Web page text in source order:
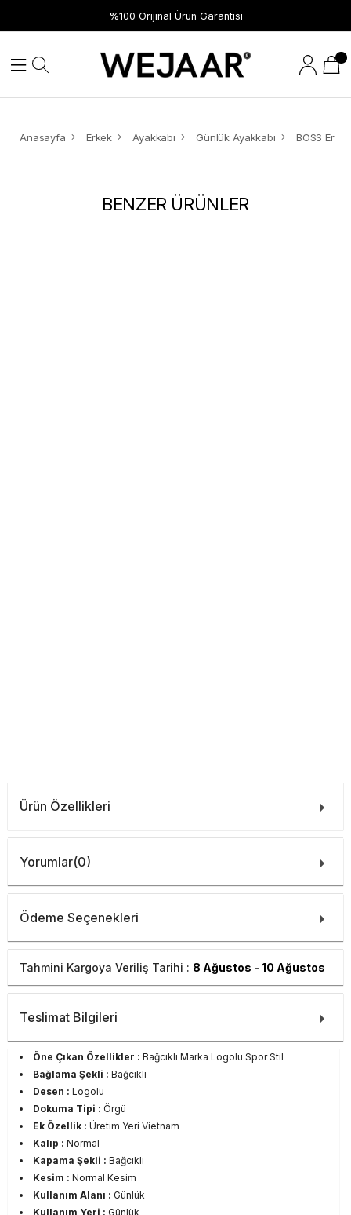
%100 Orijinal Ürün Garantisi
Anasayfa Erkek Ayakkabı Günlük Ayakkabı
BENZER ÜRÜNLER
Ürün Özellikleri
Yorumlar(0)
Ödeme Seçenekleri
Tahmini Kargoya Veriliş Tarihi : 8 Ağustos - 10 Ağustos
Teslimat Bilgileri
Öne Çıkan Özellikler : Bağcıklı Marka Logolu Spor Stil
Bağlama Şekli : Bağcıklı
Desen : Logolu
Dokuma Tipi : Örgü
Ek Özellik : Üretim Yeri Vietnam
Kalıp : Normal
Kapama Şekli : Bağcıklı
Kesim : Normal Kesim
Kullanım Alanı : Günlük
Kullanım Yeri : Günlük